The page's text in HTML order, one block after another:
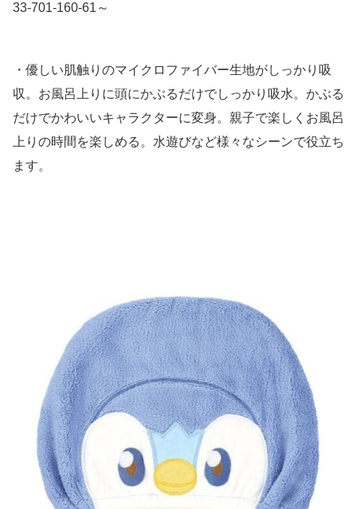
33-701-160-61～
・優しい肌触りのマイクロファイバー生地がしっかり吸
収。お風呂上りに頭にかぶるだけでしっかり吸水。かぶる
だけでかわいいキャラクターに変身。親子で楽しくお風呂
上りの時間を楽しめる。水遊びなど様々なシーンで役立ち
ます。